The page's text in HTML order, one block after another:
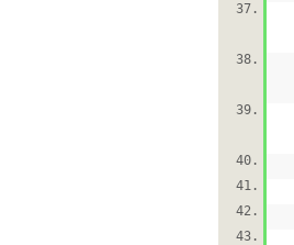
37.
38.
39.
40.
41.
42.
43.